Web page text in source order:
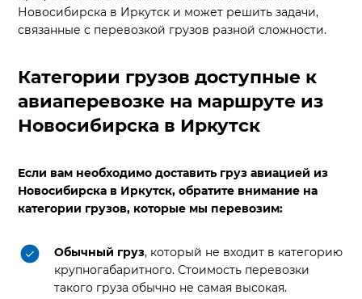
Новосибирска в Иркутск и может решить задачи,
связанные с перевозкой грузов разной сложности.
Категории грузов доступные к
авиаперевозке на маршруте из
Новосибирска в Иркутск
Если вам необходимо доставить груз авиацией из
Новосибирска в Иркутск, обратите внимание на
категории грузов, которые мы перевозим:
Обычный груз, который не входит в категорию
крупногабаритного. Стоимость перевозки
такого груза обычно не самая высокая.